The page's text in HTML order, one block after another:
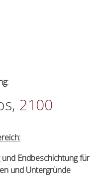
2100
Endbeschichtung für
und Untergründe